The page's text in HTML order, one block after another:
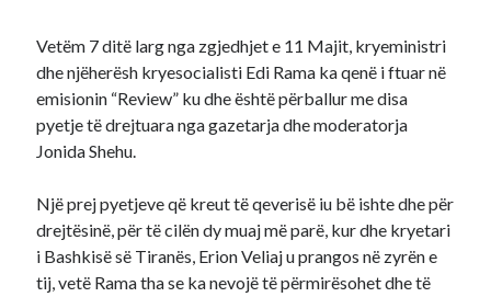
Vetëm 7 ditë larg nga zgjedhjet e 11 Majit, kryeministri
dhe njëherësh kryesocialisti Edi Rama ka qenë i ftuar në
emisionin “Review” ku dhe është përballur me disa
pyetje të drejtuara nga gazetarja dhe moderatorja
Jonida Shehu.
Një prej pyetjeve që kreut të qeverisë iu bë ishte dhe për
drejtësinë, për të cilën dy muaj më parë, kur dhe kryetari
i Bashkisë së Tiranës, Erion Veliaj u prangos në zyrën e
tij, vetë Rama tha se ka nevojë të përmirësohet dhe të